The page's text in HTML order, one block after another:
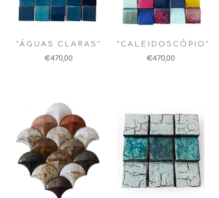
"ÁGUAS CLARAS"
€470,00
"CALEIDOSCÓPIO"
€470,00